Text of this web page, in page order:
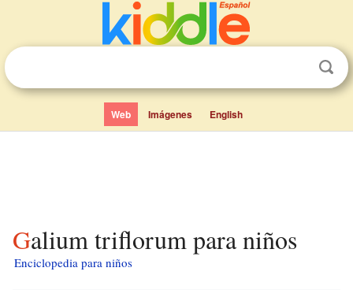
Web Imágenes English
Galium triflorum para niños
Enciclopedia para niños